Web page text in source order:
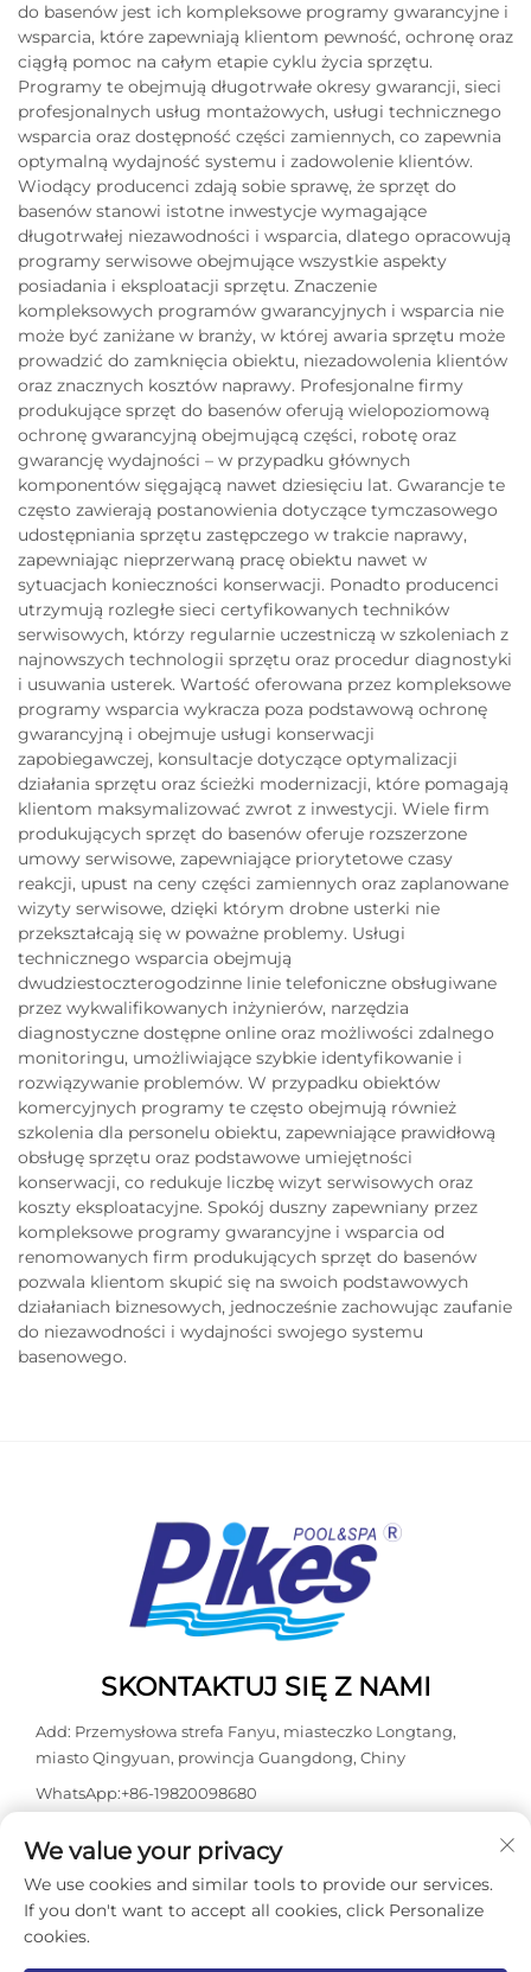
do basenów jest ich kompleksowe programy gwarancyjne i
wsparcia, które zapewniają klientom pewność, ochronę oraz
ciągłą pomoc na całym etapie cyklu życia sprzętu.
Programy te obejmują długotrwałe okresy gwarancji, sieci
profesjonalnych usług montażowych, usługi technicznego
wsparcia oraz dostępność części zamiennych, co zapewnia
optymalną wydajność systemu i zadowolenie klientów.
Wiodący producenci zdają sobie sprawę, że sprzęt do
basenów stanowi istotne inwestycje wymagające
długotrwałej niezawodności i wsparcia, dlatego opracowują
programy serwisowe obejmujące wszystkie aspekty
posiadania i eksploatacji sprzętu. Znaczenie
kompleksowych programów gwarancyjnych i wsparcia nie
może być zaniżane w branży, w której awaria sprzętu może
prowadzić do zamknięcia obiektu, niezadowolenia klientów
oraz znacznych kosztów naprawy. Profesjonalne firmy
produkujące sprzęt do basenów oferują wielopoziomową
ochronę gwarancyjną obejmującą części, robotę oraz
gwarancję wydajności – w przypadku głównych
komponentów sięgającą nawet dziesięciu lat. Gwarancje te
często zawierają postanowienia dotyczące tymczasowego
udostępniania sprzętu zastępczego w trakcie naprawy,
zapewniając nieprzerwaną pracę obiektu nawet w
sytuacjach konieczności konserwacji. Ponadto producenci
utrzymują rozległe sieci certyfikowanych techników
serwisowych, którzy regularnie uczestniczą w szkoleniach z
najnowszych technologii sprzętu oraz procedur diagnostyki
i usuwania usterek. Wartość oferowana przez kompleksowe
programy wsparcia wykracza poza podstawową ochronę
gwarancyjną i obejmuje usługi konserwacji
zapobiegawczej, konsultacje dotyczące optymalizacji
działania sprzętu oraz ścieżki modernizacji, które pomagają
klientom maksymalizować zwrot z inwestycji. Wiele firm
produkujących sprzęt do basenów oferuje rozszerzone
umowy serwisowe, zapewniające priorytetowe czasy
reakcji, upust na ceny części zamiennych oraz zaplanowane
wizyty serwisowe, dzięki którym drobne usterki nie
przekształcają się w poważne problemy. Usługi
technicznego wsparcia obejmują
dwudziestoczterogodzinne linie telefoniczne obsługiwane
przez wykwalifikowanych inżynierów, narzędzia
diagnostyczne dostępne online oraz możliwości zdalnego
monitoringu, umożliwiające szybkie identyfikowanie i
rozwiązywanie problemów. W przypadku obiektów
komercyjnych programy te często obejmują również
szkolenia dla personelu obiektu, zapewniające prawidłową
obsługę sprzętu oraz podstawowe umiejętności
konserwacji, co redukuje liczbę wizyt serwisowych oraz
koszty eksploatacyjne. Spokój duszny zapewniany przez
kompleksowe programy gwarancyjne i wsparcia od
renomowanych firm produkujących sprzęt do basenów
pozwala klientom skupić się na swoich podstawowych
działaniach biznesowych, jednocześnie zachowując zaufanie
do niezawodności i wydajności swojego systemu
basenowego.
SKONTAKTUJ SIĘ Z NAMI
Add: Przemysłowa strefa Fanyu, miasteczko Longtang,
miasto Qingyuan, prowincja Guangdong, Chiny
WhatsApp:+86-19820098680
E-mail:[email protected]
Prawa autorskie © 2026 Guangdong Kasdaly Pool Spa
We value your privacy
We use cookies and similar tools to provide our services.
If you don't want to accept all cookies, click Personalize
cookies.